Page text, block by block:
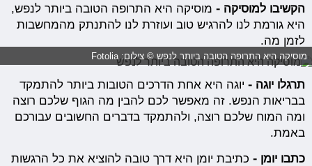
הקשיבו למוסיקה - מוסיקה היא התרופה הטובה ביותר לנפש,
היא גורמת לנו להרגיש טוב ועוזרת לנו להתנתק מהמחשבות
לזמן מה.
מוסיקה היא התרופה הטובה ביותר לנפש © צילום: Fotolia
תרגלו יוגה - יוגה היא אחת הדרכים הטובות ביותר להתמקד
בבריאות הנפש. זה מאפשר לכם להבין מה הגוף שלכם רוצה
ומה המוח שלכם רוצה, ולהתמקד בדברים החשובים עבורכם
באמת.
כתבו יומן - כתיבת יומן היא דרך טובה להוציא את כל הרגשות